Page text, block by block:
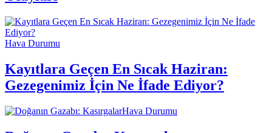
Hava Durumu
Kayıtlara Geçen En Sıcak Haziran:
Gezegenimiz İçin Ne İfade Ediyor?
Hava Durumu